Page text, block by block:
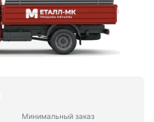
Минимальный заказ